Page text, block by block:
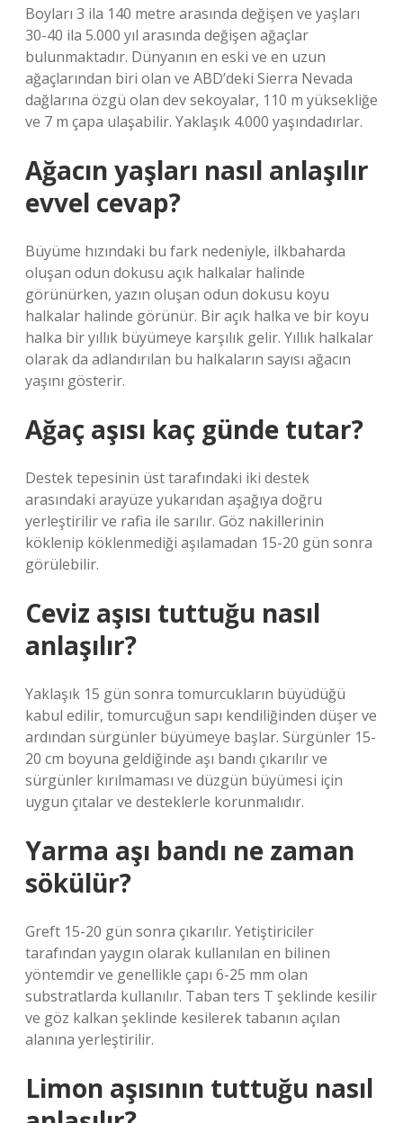
Boyları 3 ila 140 metre arasında değişen ve yaşları
30-40 ila 5.000 yıl arasında değişen ağaçlar
bulunmaktadır. Dünyanın en eski ve en uzun
ağaçlarından biri olan ve ABD’deki Sierra Nevada
dağlarına özgü olan dev sekoyalar, 110 m yüksekliğe
ve 7 m çapa ulaşabilir. Yaklaşık 4.000 yaşındadırlar.
Ağacın yaşları nasıl anlaşılır
evvel cevap?
Büyüme hızındaki bu fark nedeniyle, ilkbaharda
oluşan odun dokusu açık halkalar halinde
görünürken, yazın oluşan odun dokusu koyu
halkalar halinde görünür. Bir açık halka ve bir koyu
halka bir yıllık büyümeye karşılık gelir. Yıllık halkalar
olarak da adlandırılan bu halkaların sayısı ağacın
yaşını gösterir.
Ağaç aşısı kaç günde tutar?
Destek tepesinin üst tarafındaki iki destek
arasındaki arayüze yukarıdan aşağıya doğru
yerleştirilir ve rafia ile sarılır. Göz nakillerinin
köklenip köklenmediği aşılamadan 15-20 gün sonra
görülebilir.
Ceviz aşısı tuttuğu nasıl
anlaşılır?
Yaklaşık 15 gün sonra tomurcukların büyüdüğü
kabul edilir, tomurcuğun sapı kendiliğinden düşer ve
ardından sürgünler büyümeye başlar. Sürgünler 15-
20 cm boyuna geldiğinde aşı bandı çıkarılır ve
sürgünler kırılmaması ve düzgün büyümesi için
uygun çıtalar ve desteklerle korunmalıdır.
Yarma aşı bandı ne zaman
sökülür?
Greft 15-20 gün sonra çıkarılır. Yetiştiriciler
tarafından yaygın olarak kullanılan en bilinen
yöntemdir ve genellikle çapı 6-25 mm olan
substratlarda kullanılır. Taban ters T şeklinde kesilir
ve göz kalkan şeklinde kesilerek tabanın açılan
alanına yerleştirilir.
Limon aşısının tuttuğu nasıl